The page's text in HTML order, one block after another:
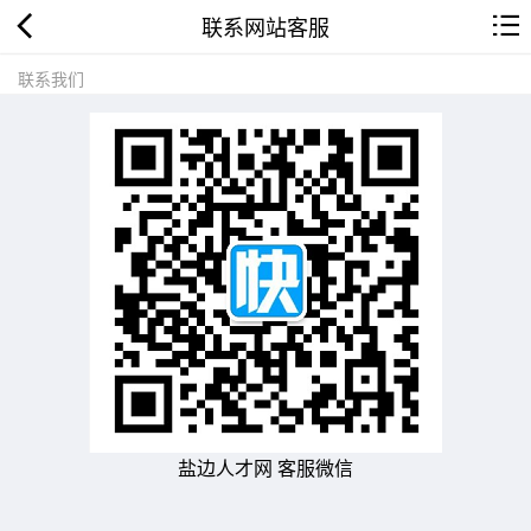
联系网站客服
联系我们
盐边人才网 客服微信